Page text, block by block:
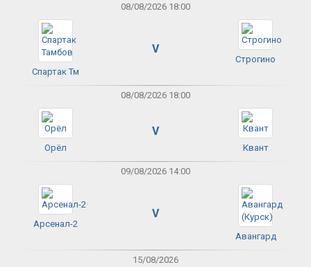
08/08/2026 18:00
Спартак Тм
V
Строгино
08/08/2026 18:00
Орёл
V
Квант
09/08/2026 14:00
Арсенал-2
V
Авангард
15/08/2026